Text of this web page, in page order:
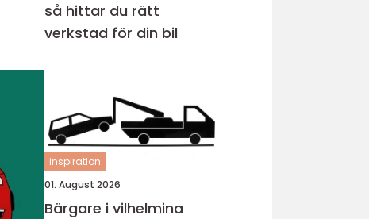
så hittar du rätt
verkstad för din bil
inspiration
01. August 2026
Bärgare i vilhelmina